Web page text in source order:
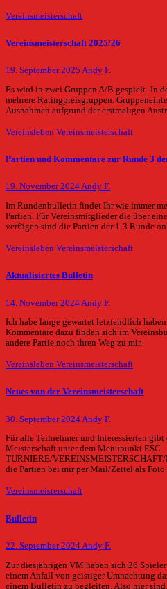
Vereinsmeisterschaft
Vereinsmeisterschaft 2025/26
19. September 2025 Andy F.
Es wird in zwei Gruppen A/B gespielt- In
mehrere Ratingpreisgruppen.
Ausnahmen aufgrund der erstmaligen
Vereinsleben Vereinsmeisterschaft
Partien und Kommentare zur Runde 3
19. November 2024Andy F.
Im Rundenbulletin findet Ihr wie immer
Partien. Für Vereinsmitglieder die über
verfügen sind die Partien der 1-3 Runde
Vereinsleben Vereinsmeisterschaft
Aktualisiertes Bulletin
14. November 2024 Andy F.
Ich habe lange gewartet letztendlich
Kommentare dazu finden sich im
andere Partie noch ihren Weg zu mir.
Vereinsleben Vereinsmeisterschaft
Neues von der Vereinsmeisterschaft
30. September 2024 Andy F.
Für alle Teilnehmer und Interessierten
Meisterschaft unter dem Menüpunkt ESC-
TURNIERE/
die Partien bei mir per Mail/Zettel als
Vereinsmeisterschaft
Bulletin
22. September 2024 Andy F.
Zur diesjährigen VM haben sich 26
einem Anfall von geistiger Umnachtung
einem Bulletin zu begleiten. Also hier